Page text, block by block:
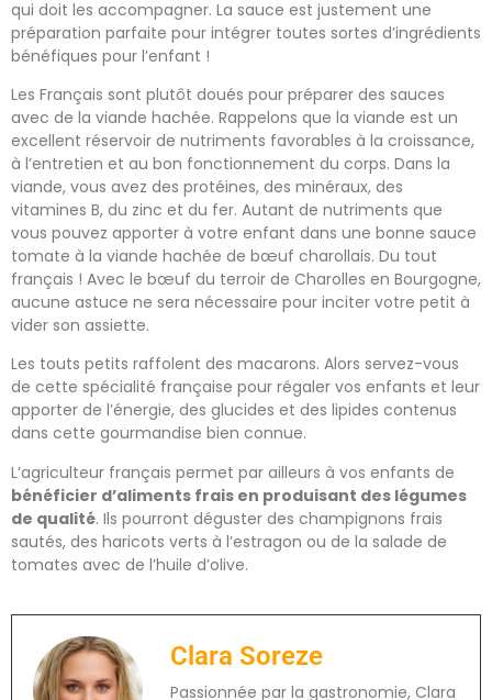
qui doit les accompagner. La sauce est justement une
préparation parfaite pour intégrer toutes sortes d’ingrédients
bénéfiques pour l’enfant !
Les Français sont plutôt doués pour préparer des sauces
avec de la viande hachée. Rappelons que la viande est un
excellent réservoir de nutriments favorables à la croissance,
à l’entretien et au bon fonctionnement du corps. Dans la
viande, vous avez des protéines, des minéraux, des
vitamines B, du zinc et du fer. Autant de nutriments que
vous pouvez apporter à votre enfant dans une bonne sauce
tomate à la viande hachée de bœuf charollais. Du tout
français ! Avec le bœuf du terroir de Charolles en Bourgogne,
aucune astuce ne sera nécessaire pour inciter votre petit à
vider son assiette.
Les touts petits raffolent des macarons. Alors servez-vous
de cette spécialité française pour régaler vos enfants et leur
apporter de l’énergie, des glucides et des lipides contenus
dans cette gourmandise bien connue.
L’agriculteur français permet par ailleurs à vos enfants de
bénéficier d’aliments frais en produisant des légumes
de qualité. Ils pourront déguster des champignons frais
sautés, des haricots verts à l’estragon ou de la salade de
tomates avec de l’huile d’olive.
Clara Soreze
Passionnée par la gastronomie, Clara